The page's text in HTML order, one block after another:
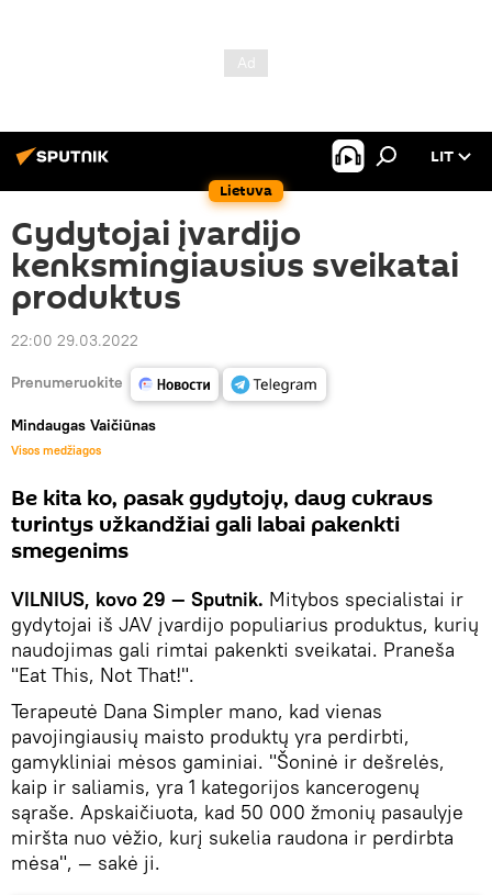
Lietuva
LIT
Gydytojai įvardijo
kenksmingiausius sveikatai
produktus
22:00 29.03.2022
Prenumeruokite
Mindaugas Vaičiūnas
Visos medžiagos
Be kita ko, pasak gydytojų, daug cukraus
turintys užkandžiai gali labai pakenkti
smegenims
VILNIUS, kovo 29 — Sputnik. Mitybos specialistai ir
gydytojai iš JAV įvardijo populiarius produktus, kurių
naudojimas gali rimtai pakenkti sveikatai. Praneša
"Eat This, Not That!".
Terapeutė Dana Simpler mano, kad vienas
pavojingiausių maisto produktų yra perdirbti,
gamykliniai mėsos gaminiai. "Šoninė ir dešrelės,
kaip ir saliamis, yra 1 kategorijos kancerogenų
sąraše. Apskaičiuota, kad 50 000 žmonių pasaulyje
miršta nuo vėžio, kurį sukelia raudona ir perdirbta
mėsa", — sakė ji.